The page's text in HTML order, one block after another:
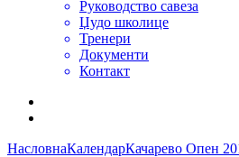
Руководство савеза
Џудо школице
Тренери
Документи
Контакт
НасловнаКалендарКачарево Опен